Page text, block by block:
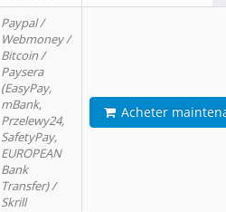
Paypal /
Webmoney /
Bitcoin /
Paysera
(EasyPay,
mBank,
Przelewy24,
SafetyPay,
EUROPEAN
Bank
Transfer) /
Skrill
Acheter